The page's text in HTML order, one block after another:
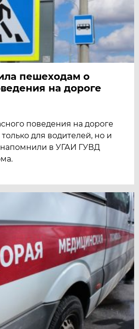
пешеходам о
на дороге
поведения на дороге
для водителей, но и
в УГАИ ГУВД